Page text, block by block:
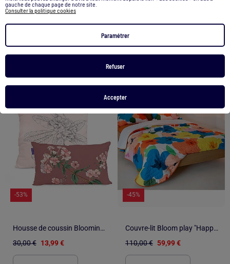
gauche de chaque page de notre site.
Consulter la politique cookies
Paramétrer
Refuser
Accepter
2 couleurs
1/5
-53%
Housse de coussin Blooming "Happyfriday
30,00 € 13,99 €
1/5
-45%
Couvre-lit Bloom play "Happyfriday
110,00 € 59,99 €